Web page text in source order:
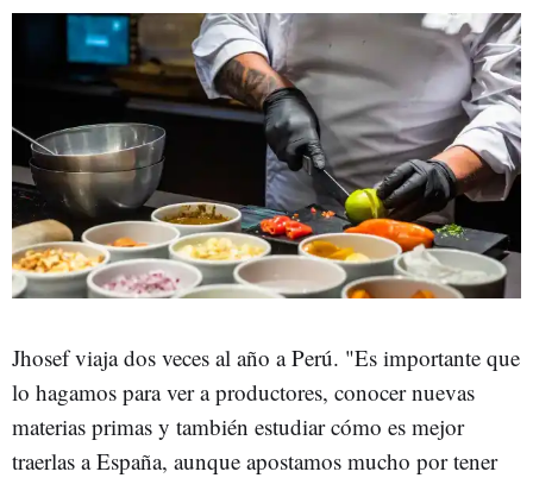
Jhosef viaja dos veces al año a Perú. "Es importante que
lo hagamos para ver a productores, conocer nuevas
materias primas y también estudiar cómo es mejor
traerlas a España, aunque apostamos mucho por tener